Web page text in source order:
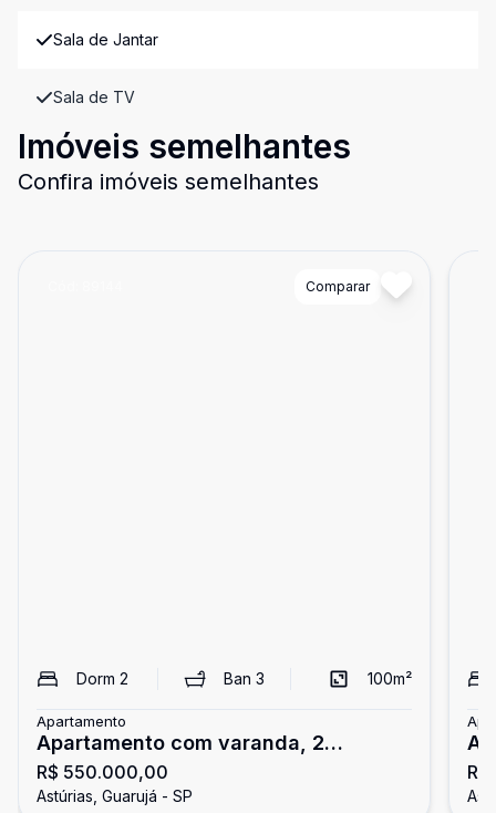
Sala de Jantar
Sala de TV
Imóveis semelhantes
Confira imóveis semelhantes
Comparar
Dorm 2 Ban3 100m²
Apartamento
Apartamento com varanda, 2
dormitórios, Astúrias, Guarujá
R$ 550.000,00
Astúrias, Guarujá - SP